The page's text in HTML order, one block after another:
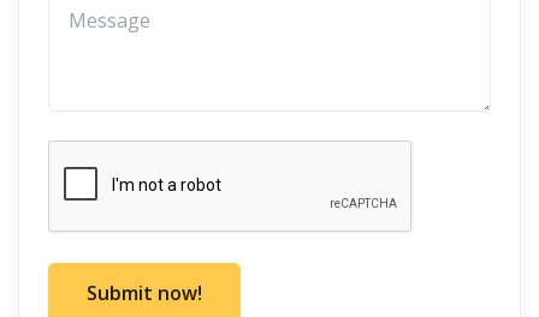
Submit now!